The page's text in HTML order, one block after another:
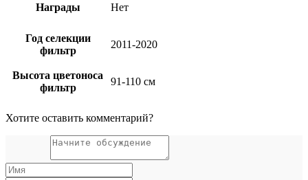
Награды Нет
Год селекции
фильтр
2011-2020
Высота цветоноса
фильтр
91-110 см
Хотите оставить комментарий?